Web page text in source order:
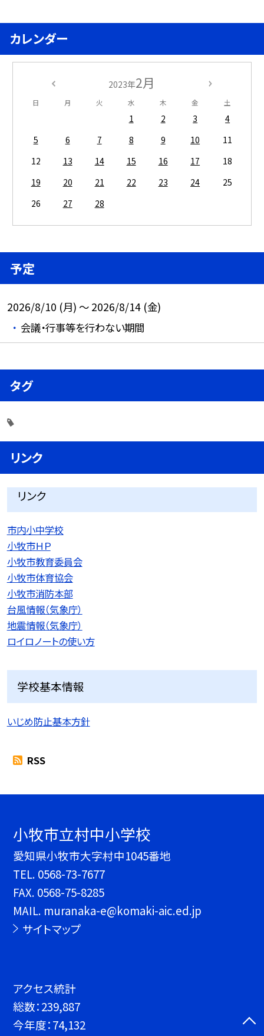
カレンダー
2023年2月
日 月 火 水 木 金 土
1 2 3
4
5
6 7 8 9 10
11
12
13 14 15 16 17
18
19
20 21 22 23 24
25
26
27 28
予定
2026/8/10 (月) ～ 2026/8/14 (金)
会議・行事等を行わない期間
タグ
リンク
リンク
市内小中学校
小牧市ＨＰ
小牧市教育委員会
小牧市体育協会
小牧市消防本部
台風情報（気象庁）
地震情報（気象庁）
ロイロノートの使い方
学校基本情報
いじめ防止基本方針
RSS
小牧市立村中小学校
愛知県小牧市大字村中1045番地
TEL. 0568-73-7677
FAX. 0568-75-8285
MAIL. muranaka-e@komaki-aic.ed.jp
サイトマップ
アクセス統計
総数：239,887
今年度：74,132